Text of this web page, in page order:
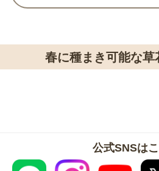
春に種まき可能な草
公式SNSは